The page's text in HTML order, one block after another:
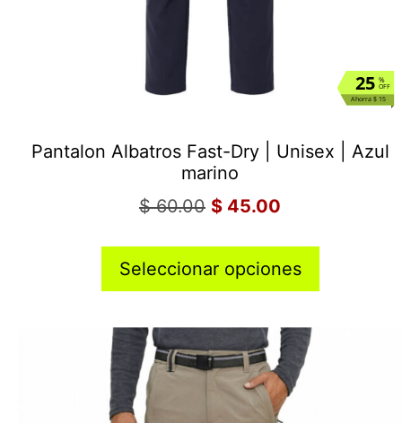
%
OFF
25
Ahorra $ 15
Pantalon Albatros Fast-Dry | Unisex | Azul
marino
$60.00 $ 45.00
Seleccionar opciones